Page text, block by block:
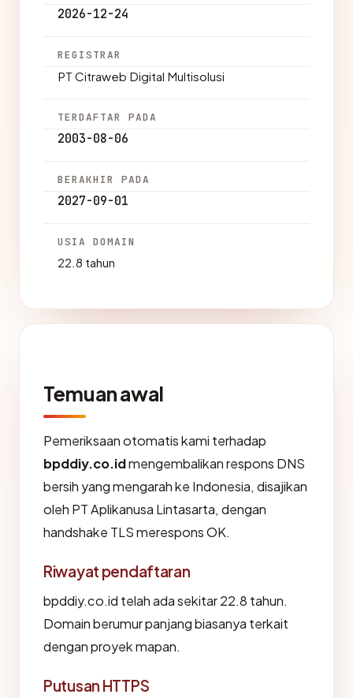
2026-12-24
REGISTRAR
PT Citraweb Digital Multisolusi
TERDAFTAR PADA
2003-08-06
BERAKHIR PADA
2027-09-01
USIA DOMAIN
22.8 tahun
Temuan awal
Pemeriksaan otomatis kami terhadap
bpddiy.co.idmengembalikan respons DNS
bersih yang mengarah ke Indonesia, disajikan
oleh PT Aplikanusa Lintasarta, dengan
handshake TLS merespons OK.
Riwayat pendaftaran
bpddiy.co.id telah ada sekitar 22.8 tahun.
Domain berumur panjang biasanya terkait
dengan proyek mapan.
Putusan HTTPS